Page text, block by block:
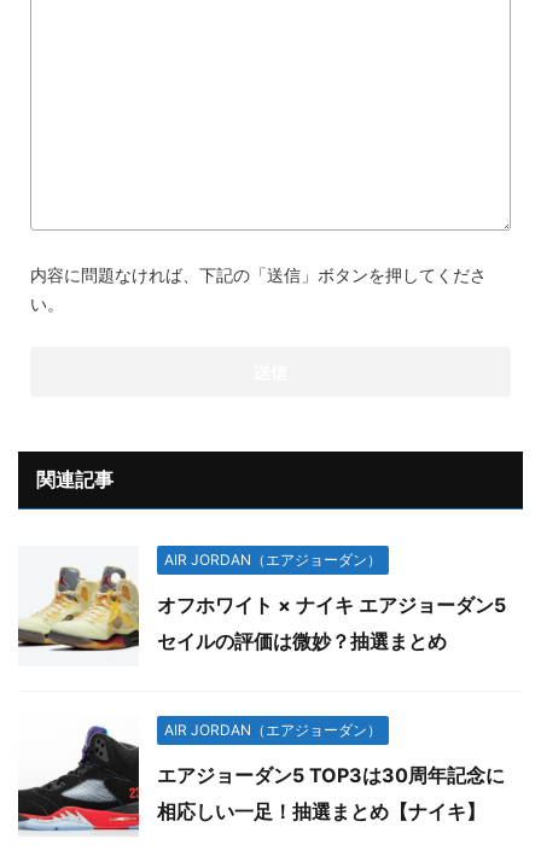
内容に問題なければ、下記の「送信」ボタンを押してくださ
い。
関連記事
AIR JORDAN（エアジョーダン）
オフホワイト × ナイキ エアジョーダン5
セイルの評価は微妙？抽選まとめ
AIR JORDAN（エアジョーダン）
エアジョーダン5 TOP3は30周年記念に
相応しい一足！抽選まとめ【ナイキ】